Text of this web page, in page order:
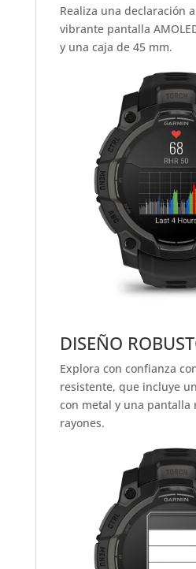
Realiza una declaración
vibrante pantalla
y una caja de 45 mm.
DISEÑO
Explora con confianza
resistente, que incluye
con metal y una pantalla
rayones.